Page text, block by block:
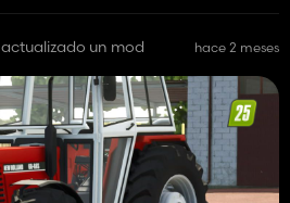
actualizado un mod hace 2 meses